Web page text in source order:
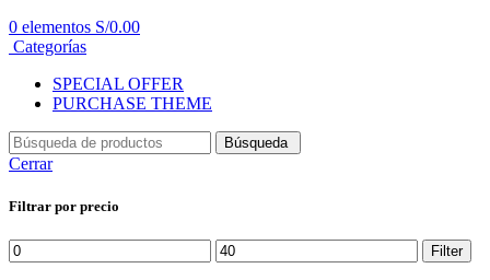
0 elementos S/0.00
Categorías
SPECIAL OFFER
PURCHASE THEME
Búsqueda
Cerrar
Filtrar por precio
Min
price
Max
price
Filter